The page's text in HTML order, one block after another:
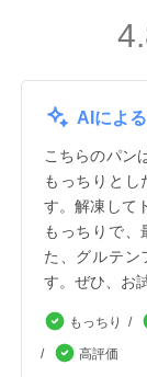
AIによ
こちらのパン
もっちりとし
す。解凍して
もっちりで、
た、グルテン
す。ぜひ、お
もっちり
高評価